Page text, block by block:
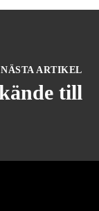
NÄSTA ARTIKEL
till